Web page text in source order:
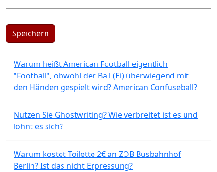
Speichern
Warum heißt American Football eigentlich
"Football", obwohl der Ball (Ei) überwiegend mit
den Händen gespielt wird? American Confuseball?
Nutzen Sie Ghostwriting? Wie verbreitet ist es und
lohnt es sich?
Warum kostet Toilette 2€ an ZOB Busbahnhof
Berlin? Ist das nicht Erpressung?